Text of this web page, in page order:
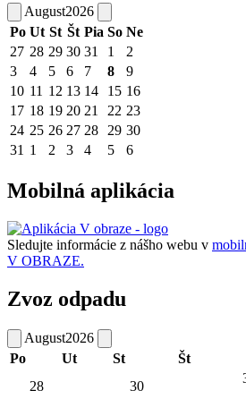
August2026
Po Ut St Št Pia So Ne
27 28 29 30 31 1
2
3
4 5 6 7 8
9
10 11 12 13 14 15 16
17 18 19 20 21 22 23
24 25 26 27 28 29 30
31 1 2 3 4 5 6
Mobilná aplikácia
Sledujte informácie z nášho webu v
V OBRAZE.
Zvoz odpadu
August2026
Po
Ut St Št
28
30